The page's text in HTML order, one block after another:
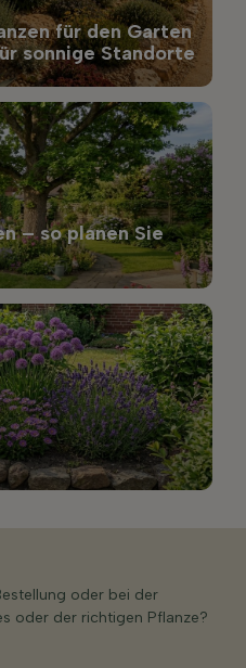
für den Garten
sonnige Standorte
– so planen Sie
oder bei der
oder der richtigen Pflanze?